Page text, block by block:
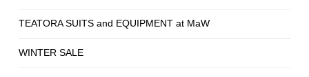
TEATORA SUITS and EQUIPMENT at MaW
WINTER SALE